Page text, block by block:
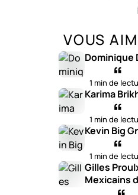
VOUS
Dominique
1 min de
Karima
1 min de
Kevin Big
1 min de
Gilles
Mexicains